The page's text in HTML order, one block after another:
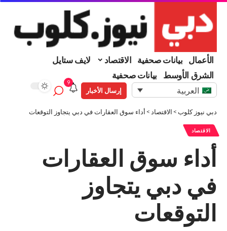
الأعمال بيانات صحفية الاقتصاد
لايف ستايل
الشرق الأوسط
بيانات صحفية
العربية إرسال الأخبار
9
دبي نيوز كلوب> الاقتصاد > أداء سوق العقارات في دبي يتجاوز التوقعات
الاقتصاد
أداء سوق العقارات
في دبي يتجاوز
التوقعات